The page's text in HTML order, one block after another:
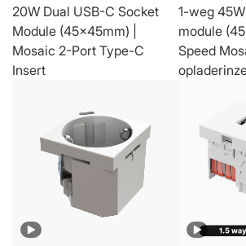
20W Dual USB-C Socket
Module (45x45mm) |
Mosaic 2-Port Type-C
Insert
1-weg
module
Speed